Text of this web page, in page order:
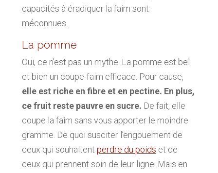
capacités à éradiquer la faim sont
méconnues.
La pomme
Oui, ce n’est pas un mythe. La pomme est bel
et bien un coupe-faim efficace. Pour cause,
elle est riche en fibre et en pectine. En plus,
ce fruit reste pauvre en sucre. De fait, elle
coupe la faim sans vous apporter le moindre
gramme. De quoi susciter l’engouement de
ceux qui souhaitent perdre du poids et de
ceux qui prennent soin de leur ligne. Mais en